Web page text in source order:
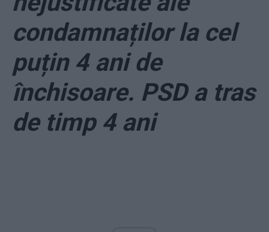
condamnaților la cel
puțin 4 ani de
închisoare. PSD a tras
de timp 4 ani